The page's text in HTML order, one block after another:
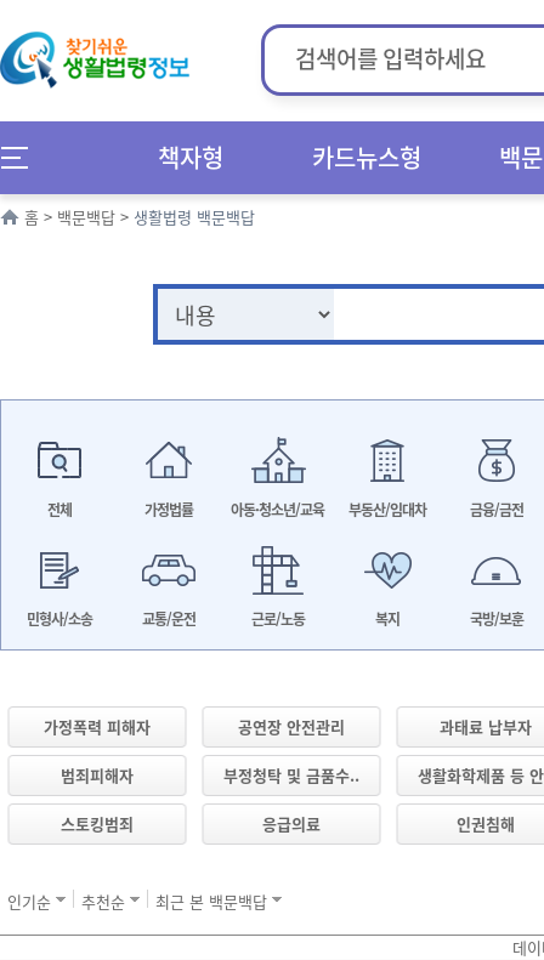
책자형 카드뉴스형 백
홈 > 백문백답 > 생활법령 백문백답
전체 가정법률 아동·청소년/교육 부동산/임대차 금융/금전
민형사/소송 교통/운전 근로/노동 복지 국방/보훈
가정폭력 피해자 공연장 안전관리 과태료 납부자
범죄피해자 부정청탁 및 금품수.. 생활화학제품 등
스토킹범죄 응급의료 인권침해
인기순 추천순
최근 본 백문백답
데